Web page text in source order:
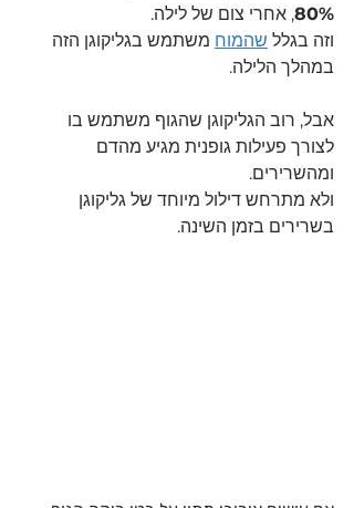
80%, אחרי צום של לילה.
וזה בגלל שהמוח משתמש בגליקוגן הזה
במהלך הלילה.
אבל, רוב הגליקוגן שהגוף משתמש בו
לצורך פעילות גופנית מגיע מהדם
ומהשרירים.
ולא מתרחש דילול מיוחד של גליקוגן
בשרירים בזמן השינה.